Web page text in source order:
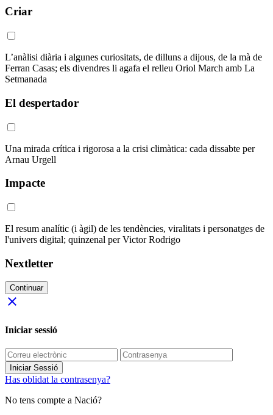
Criar
L’anàlisi diària i algunes curiositats, de dilluns a dijous, de la mà de
Ferran Casas; els divendres li agafa el relleu Oriol March amb La
Setmanada
El despertador
Una mirada crítica i rigorosa a la crisi climàtica: cada dissabte per
Arnau Urgell
Impacte
El resum analític (i àgil) de les tendències, viralitats i personatges de
l'univers digital; quinzenal per Victor Rodrigo
Nextletter
Continuar
close
Iniciar sessió
Iniciar Sessió
Has oblidat la contrasenya?
No tens compte a Nació?